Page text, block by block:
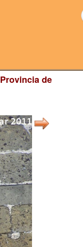
Provincia de